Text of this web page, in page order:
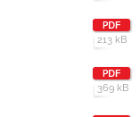
213 kB
369 kB